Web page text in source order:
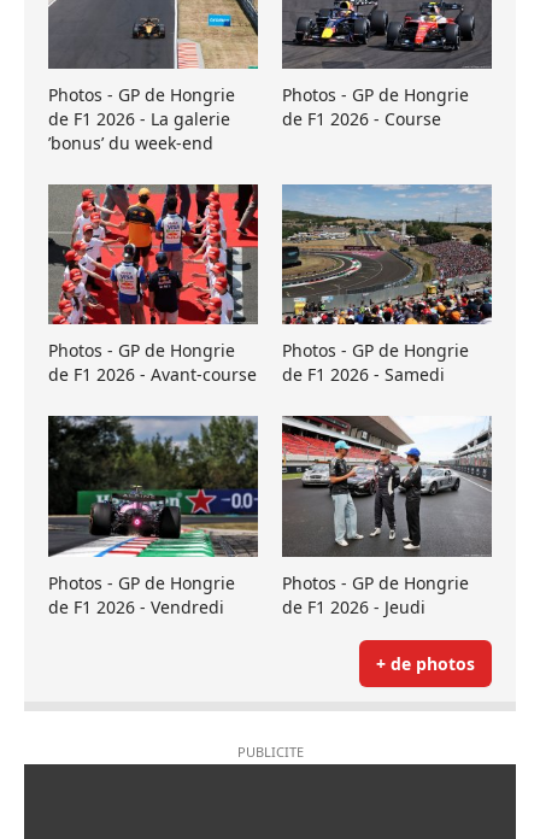
Photos - GP de Hongrie
de F1 2026 - La galerie
’bonus’ du week-end
Photos - GP de Hongrie
de F1 2026 - Course
Photos - GP de Hongrie
de F1 2026 - Avant-course
Photos - GP de Hongrie
de F1 2026 - Samedi
Photos - GP de Hongrie
de F1 2026 - Vendredi
Photos - GP de Hongrie
de F1 2026 - Jeudi
+ de photos